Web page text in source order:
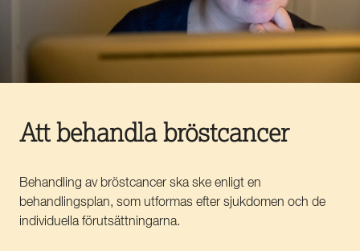
Att behandla bröstcancer
Behandling av bröstcancer ska ske enligt en
behandlingsplan, som utformas efter sjukdomen och de
individuella förutsättningarna.